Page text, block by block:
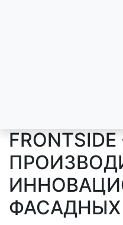
FRONTSIDE